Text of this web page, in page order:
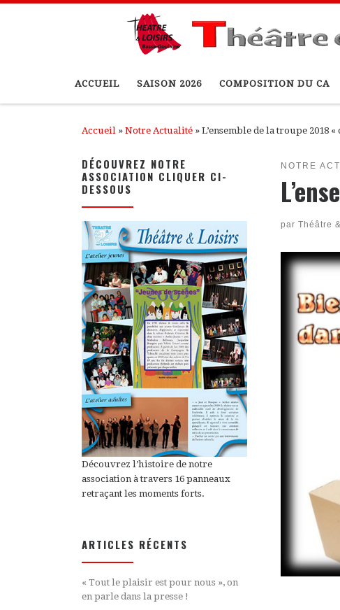
ACCUEIL SAISON 2026 COMPOSITION DU CA
Accueil » Notre Actualité » L’ensemble de la troupe 2018
NOTRE
par Théâtre
DÉCOUVREZ NOTRE
ASSOCIATION CLIQUER CI-
DESSOUS
Découvrez l’histoire de notre
association à travers 16 panneaux
retraçant les moments forts.
ARTICLES RÉCENTS
« Tout le plaisir est pour nous », on
en parle dans la presse !